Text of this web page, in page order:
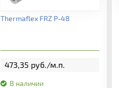
Подробная информация
Thermaflex FRZ P-48
473,35 руб./м.п.
В наличии